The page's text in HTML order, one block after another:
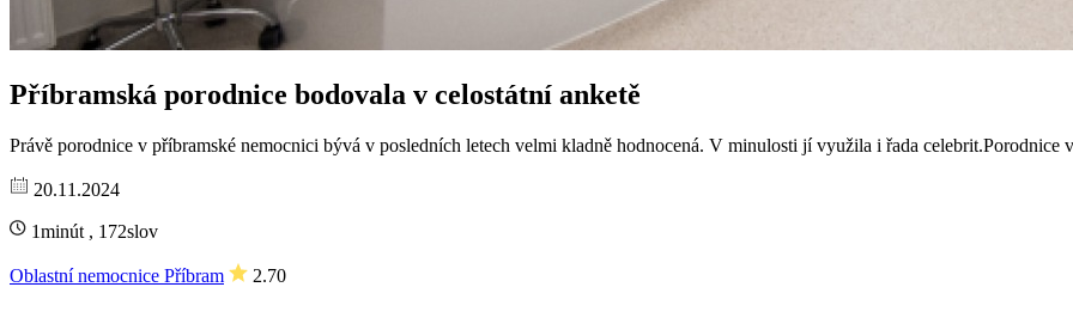
Příbramská porodnice bodovala v celostátní anketě
Právě porodnice v příbramské nemocnici bývá v posledních letech velmi kladně hodnocená. V minulosti jí využila i řada celebrit.Porodnice
20.11.2024
1minút , 172slov
Oblastní nemocnice Příbram 2.70